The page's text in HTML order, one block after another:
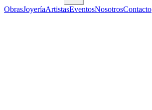
ObrasJoyeríaArtistasEventosNosotrosContacto